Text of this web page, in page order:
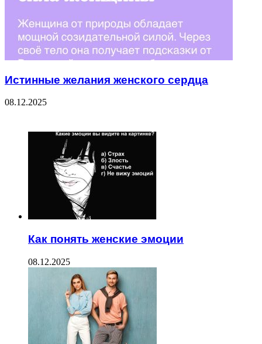
Истинные желания женского сердца
08.12.2025
Как понять женские эмоции
08.12.2025